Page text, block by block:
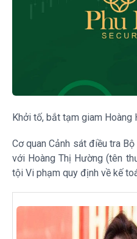
Khởi tố, bắt tạm giam Hoàng
Cơ quan Cảnh sát điều tra
với Hoàng Thị Hường (tên
tội Vi phạm quy định về kế